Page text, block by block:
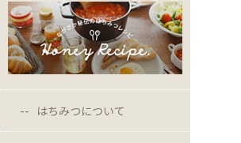
はちみつについて